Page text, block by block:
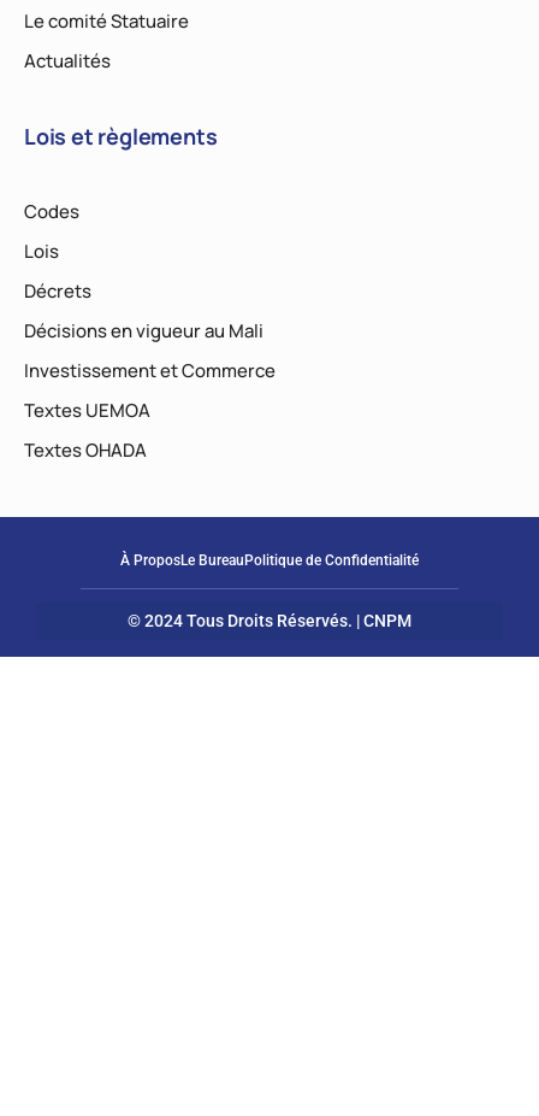
Le comité Statuaire
Actualités
Lois et règlements
Codes
Lois
Décrets
Décisions en vigueur au Mali
Investissement et Commerce
Textes UEMOA
Textes OHADA
À ProposLe Bureau Politique de Confidentialité
© 2024 Tous Droits Réservés. | CNPM